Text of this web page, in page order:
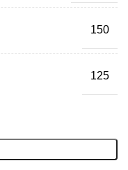
150
125